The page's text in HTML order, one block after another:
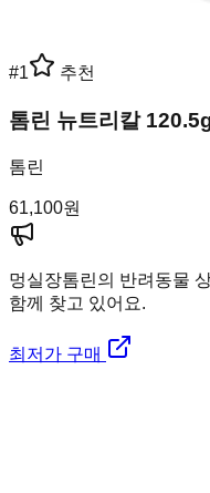
#1 추천
톰린 뉴트리칼
톰린
61,100원
멍실장톰린의 반려동물
함께 찾고 있어요.
최저가 구매